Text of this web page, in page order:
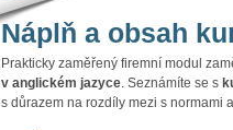
Náplň a obsah
Prakticky zaměřený firemní modul
v anglickém jazyce. Seznámíte se s
s důrazem na rozdíly mezi s normami